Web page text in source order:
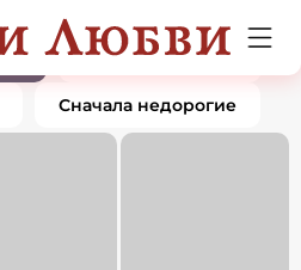
Сначала дорогие
Сначала недорогие